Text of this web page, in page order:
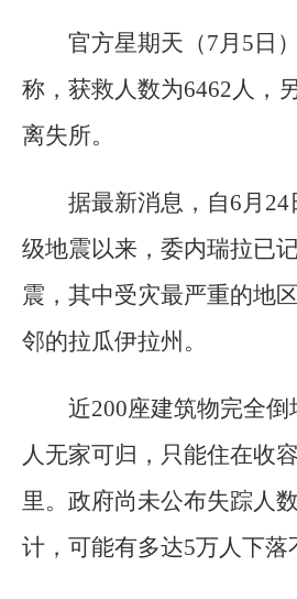
官方星期天（7月5日
称，获救人数为6462人，
离失所。
据最新消息，自6月24
级地震以来，委内瑞拉已
震，其中受灾最严重的地
邻的拉瓜伊拉州。
近200座建筑物完全倒
人无家可归，只能住在收
里。政府尚未公布失踪人
计，可能有多达5万人下落